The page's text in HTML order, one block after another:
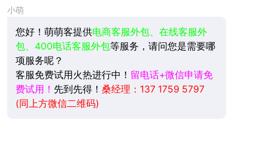
小萌
您好！萌萌客提供电商客服外包、在线客服外
包、400电话客服外包等服务，请问您是需要哪
项服务呢？
客服免费试用火热进行中！ 留电话+微信申请免
费试用！ 先到先得！ 桑经理：137 1759 5797
(同上方微信二维码)